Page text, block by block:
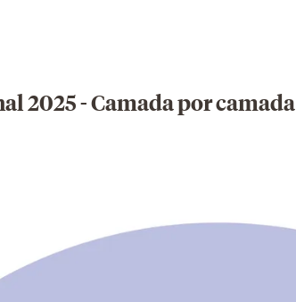
2025 - Camada por camada